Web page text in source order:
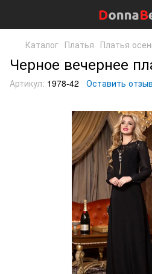
Каталог Платья Платья
Черное вечернее
Артикул: 1978-42 Оставить отзыв